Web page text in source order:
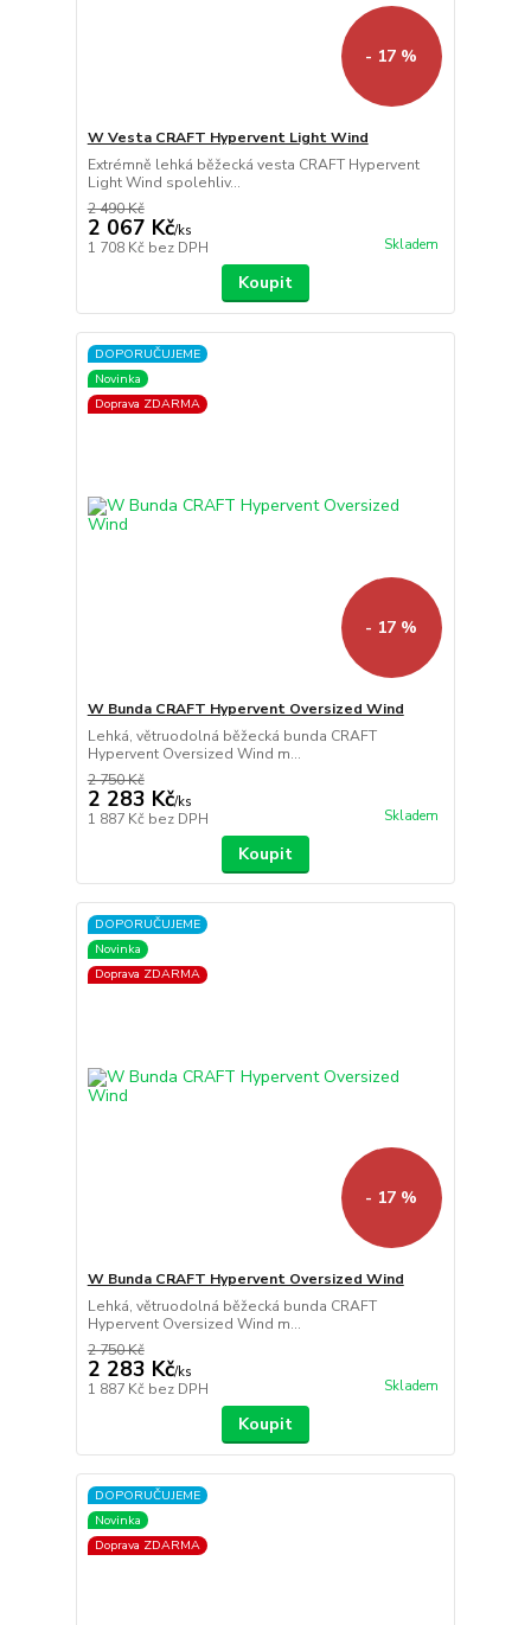
- 17 %
W Vesta CRAFT Hypervent Light Wind
Extrémně lehká běžecká vesta CRAFT Hypervent
Light Wind spolehliv...
2 490 Kč
2 067 Kč/ks
1 708 Kč bez DPH Skladem
Koupit
DOPORUČUJEME
Novinka
Doprava ZDARMA
- 17 %
W Bunda CRAFT Hypervent Oversized Wind
Lehká, větruodolná běžecká bunda CRAFT
Hypervent Oversized Wind m...
2 750 Kč
2 283 Kč/ks
1 887 Kč bez DPH Skladem
Koupit
DOPORUČUJEME
Novinka
Doprava ZDARMA
- 17 %
W Bunda CRAFT Hypervent Oversized Wind
Lehká, větruodolná běžecká bunda CRAFT
Hypervent Oversized Wind m...
2 750 Kč
2 283 Kč/ks
1 887 Kč bez DPH Skladem
Koupit
DOPORUČUJEME
Novinka
Doprava ZDARMA